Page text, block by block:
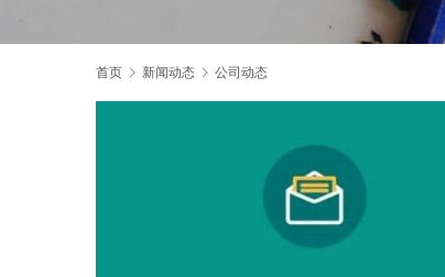
首页 新闻动态 公司动态